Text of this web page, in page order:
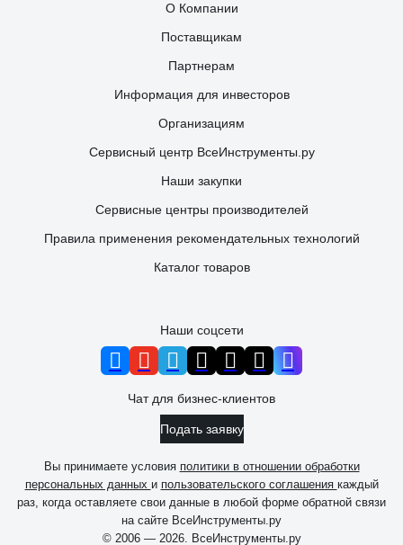
О Компании
Поставщикам
Партнерам
Информация для инвесторов
Организациям
Сервисный центр ВсеИнструменты.ру
Наши закупки
Сервисные центры производителей
Правила применения рекомендательных технологий
Каталог товаров
Наши соцсети
Чат для бизнес-клиентов
Подать заявку
Вы принимаете условия политики в отношении обработки
персональных данных и пользовательского соглашения каждый
раз, когда оставляете свои данные в любой форме обратной связи
на сайте ВсеИнструменты.ру
© 2006 — 2026. ВсеИнструменты.ру